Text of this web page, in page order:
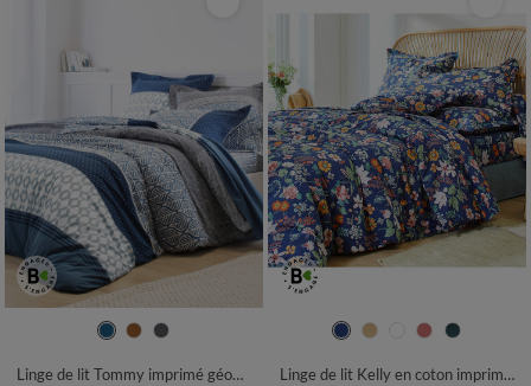
Linge de lit Tommy imprimé géométrique - coton 57 fils/cm² Linge de lit Kelly en coton imprimé floral